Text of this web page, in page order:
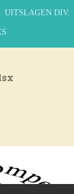
UITSLAGEN DIV.